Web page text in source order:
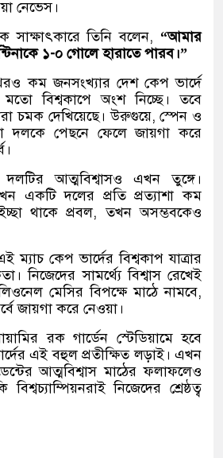
নেভেস।
সাক্ষাৎকারে তিনি বলেন, “আমার
১-০ গোলে হারাতে পারব।”
কম জনসংখ্যার দেশ কেপ ভার্দে
মতো বিশ্বকাপে অংশ নিচ্ছে। তবে
চমক দেখিয়েছে। উরুগুয়ে, স্পেন ও
পেছনে ফেলে জায়গা করে
আত্মবিশ্বাসও এখন তুঙ্গে।
একটি দলের প্রতি প্রত্যাশা কম
থাকে প্রবল, তখন অসম্ভবকেও
কেপ ভার্দের বিশ্বকাপ যাত্রার
নিজেদের সামর্থ্যে বিশ্বাস রেখেই
মেসির বিপক্ষে মাঠে নামবে,
জায়গা করে নেওয়া।
রক গার্ডেন স্টেডিয়ামে হবে
এই বহুল প্রতীক্ষিত লড়াই। এখন
আত্মবিশ্বাস মাঠের ফলাফলেও
নিজেদের শ্রেষ্ঠত্ব